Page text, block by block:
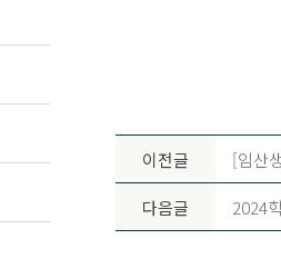
이전글 [임산
다음글 2024